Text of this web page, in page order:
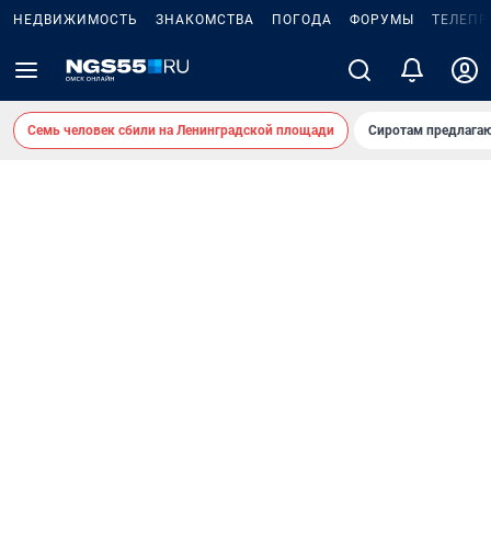
НЕДВИЖИМОСТЬ ЗНАКОМСТВА ПОГОДА ФОРУМЫ
Семь человек сбили на Ленинградской площади Сиротам